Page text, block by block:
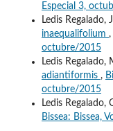
Especial 3,
Ledis Regalado,
inaequalifolium ,
octubre/2015
Ledis Regalado,
adiantiformis ,
octubre/2015
Ledis Regalado,
Bissea: Bissea,